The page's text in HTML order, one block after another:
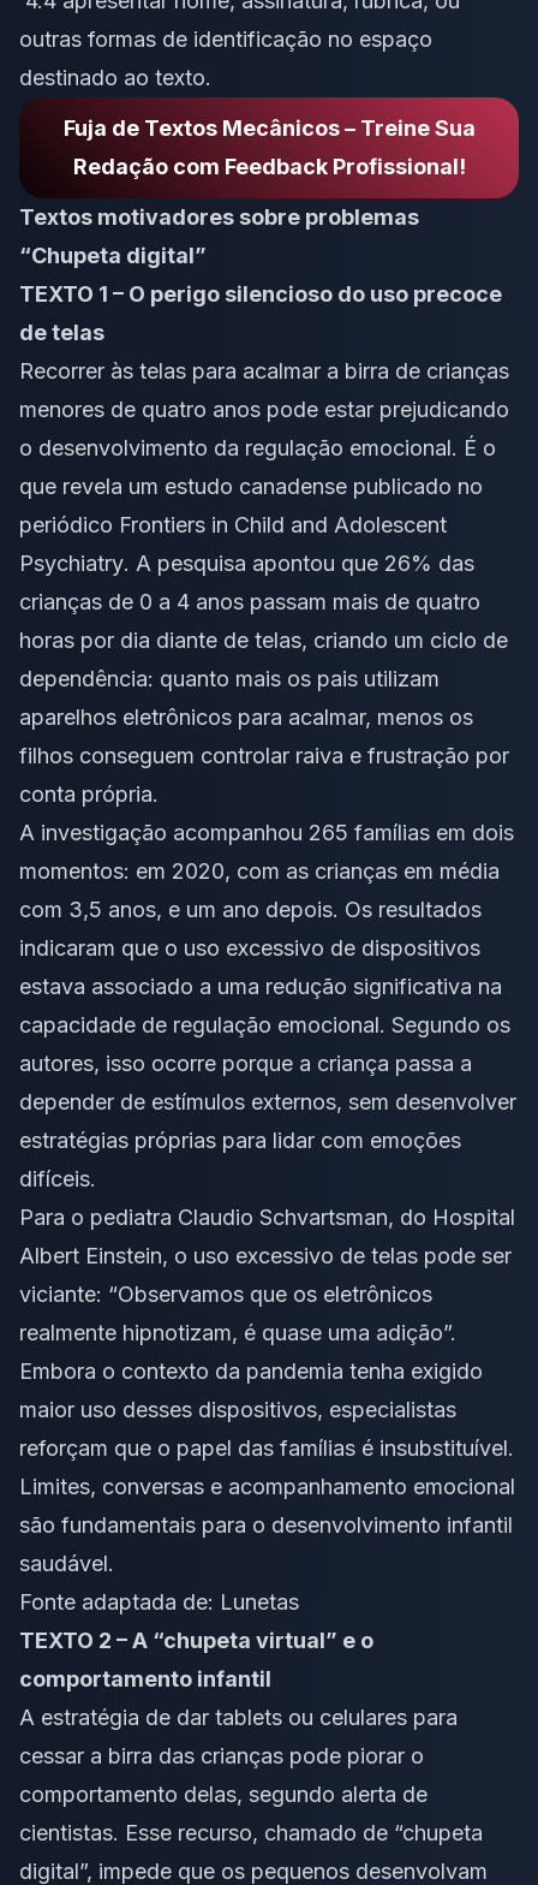
outras formas de identificação no espaço
destinado ao texto.
Fuja de Textos Mecânicos – Treine Sua
Redação com Feedback Profissional!
Textos motivadores sobre problemas
“Chupeta digital”
TEXTO 1 – O perigo silencioso do uso precoce
de telas
Recorrer às telas para acalmar a birra de crianças
menores de quatro anos pode estar prejudicando
o desenvolvimento da regulação emocional. É o
que revela um estudo canadense publicado no
periódico Frontiers in Child and Adolescent
Psychiatry. A pesquisa apontou que 26% das
crianças de 0 a 4 anos passam mais de quatro
horas por dia diante de telas, criando um ciclo de
dependência: quanto mais os pais utilizam
aparelhos eletrônicos para acalmar, menos os
filhos conseguem controlar raiva e frustração por
conta própria.
A investigação acompanhou 265 famílias em dois
momentos: em 2020, com as crianças em média
com 3,5 anos, e um ano depois. Os resultados
indicaram que o uso excessivo de dispositivos
estava associado a uma redução significativa na
capacidade de regulação emocional. Segundo os
autores, isso ocorre porque a criança passa a
depender de estímulos externos, sem desenvolver
estratégias próprias para lidar com emoções
difíceis.
Para o pediatra Claudio Schvartsman, do Hospital
Albert Einstein, o uso excessivo de telas pode ser
viciante: “Observamos que os eletrônicos
realmente hipnotizam, é quase uma adição”.
Embora o contexto da pandemia tenha exigido
maior uso desses dispositivos, especialistas
reforçam que o papel das famílias é insubstituível.
Limites, conversas e acompanhamento emocional
são fundamentais para o desenvolvimento infantil
saudável.
Fonte adaptada de: Lunetas
TEXTO 2 – A “chupeta virtual” e o
comportamento infantil
A estratégia de dar tablets ou celulares para
cessar a birra das crianças pode piorar o
comportamento delas, segundo alerta de
cientistas. Esse recurso, chamado de “chupeta
digital”, impede que os pequenos desenvolvam